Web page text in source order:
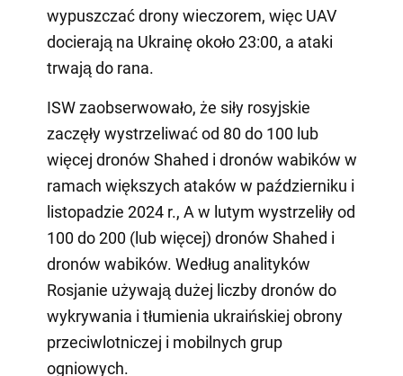
wypuszczać drony wieczorem, więc UAV
docierają na Ukrainę około 23:00, a ataki
trwają do rana.
ISW zaobserwowało, że siły rosyjskie
zaczęły wystrzeliwać od 80 do 100 lub
więcej dronów Shahed i dronów wabików w
ramach większych ataków w październiku i
listopadzie 2024 r., A w lutym wystrzeliły od
100 do 200 (lub więcej) dronów Shahed i
dronów wabików. Według analityków
Rosjanie używają dużej liczby dronów do
wykrywania i tłumienia ukraińskiej obrony
przeciwlotniczej i mobilnych grup
ogniowych.